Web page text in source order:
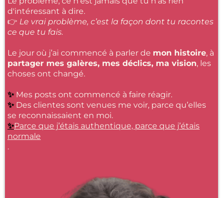
d'intéressant à dire.
👉 Le vrai problème, c’est la façon dont tu racontes
ce que tu fais.
Le jour où j’ai commencé à parler de mon histoire, à
partager mes galères, mes déclics, ma vision, les
choses ont changé.
✨Mes posts ont commencé à faire réagir.
✨Des clientes sont venues me voir, parce qu’elles
se reconnaissaient en moi.
✨Parce que j’étais authentique, parce que j’étais
normale
.